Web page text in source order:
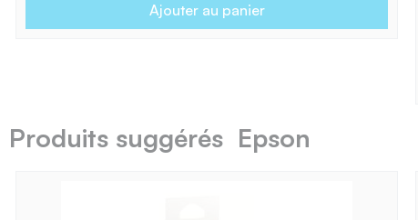
Ajouter au panier
Produits suggérés Epson